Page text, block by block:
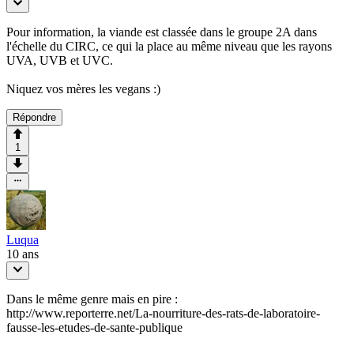
Pour information, la viande est classée dans le groupe 2A dans
l'échelle du CIRC, ce qui la place au même niveau que les rayons
UVA, UVB et UVC.
Niquez vos mères les vegans :)
Répondre
1
Luqua
10 ans
Dans le même genre mais en pire :
http://www.reporterre.net/La-nourriture-des-rats-de-laboratoire-
fausse-les-etudes-de-sante-publique